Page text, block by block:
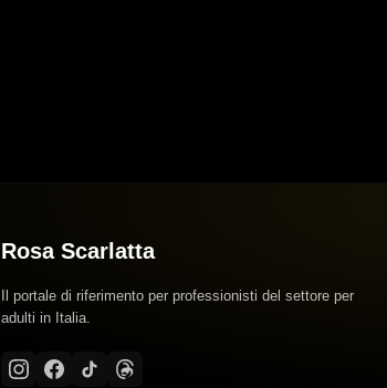
Rosa Scarlatta
Il portale di riferimento per professionisti del settore per
adulti in Italia.